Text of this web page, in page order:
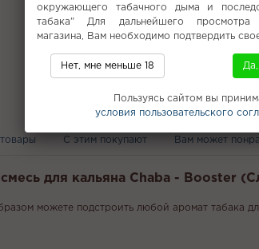
Rick and
Недорогой
С этим покупают Вам может
для кальяна Chaba - Booster
можете подстроить любой аромат табака
окружающего табачного дыма и
табака" Для дальнейшего просмотра
магазина, Вам необходимо подтвердить
Нет, мне меньше 18
Пользуясь сайтом вы
условия пользовательского